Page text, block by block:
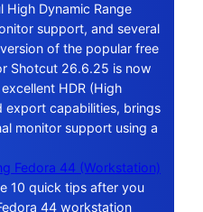
Dynamic Range
support, and several
of the popular free
Shotcut 26.6.25 is now
HDR (High
export capabilities, brings
monitor support using a
Fedora 44 (Workstation)
10 quick tips after you
44 workstation